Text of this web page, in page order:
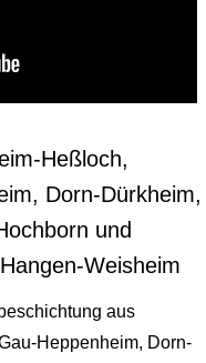
Heßloch,
Dorn-Dürkheim,
und
Weisheim
aus
Heppenheim, Dorn-